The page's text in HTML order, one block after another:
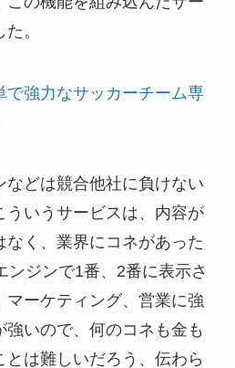
。
で強力なサッカーチーム専
などは競合他社に負けない
ういうサービスは、内容が
なく、業界にコネがあった
ンジンで1番、2番に表示さ
マーケティング、営業に強
いので、何のコネも金も
は難しいだろう、伝わら